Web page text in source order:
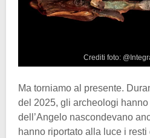
Crediti foto:
Ma torniamo al presente.
del 2025, gli archeologi
dell’Angelo nascondevano
hanno riportato alla luce i resti